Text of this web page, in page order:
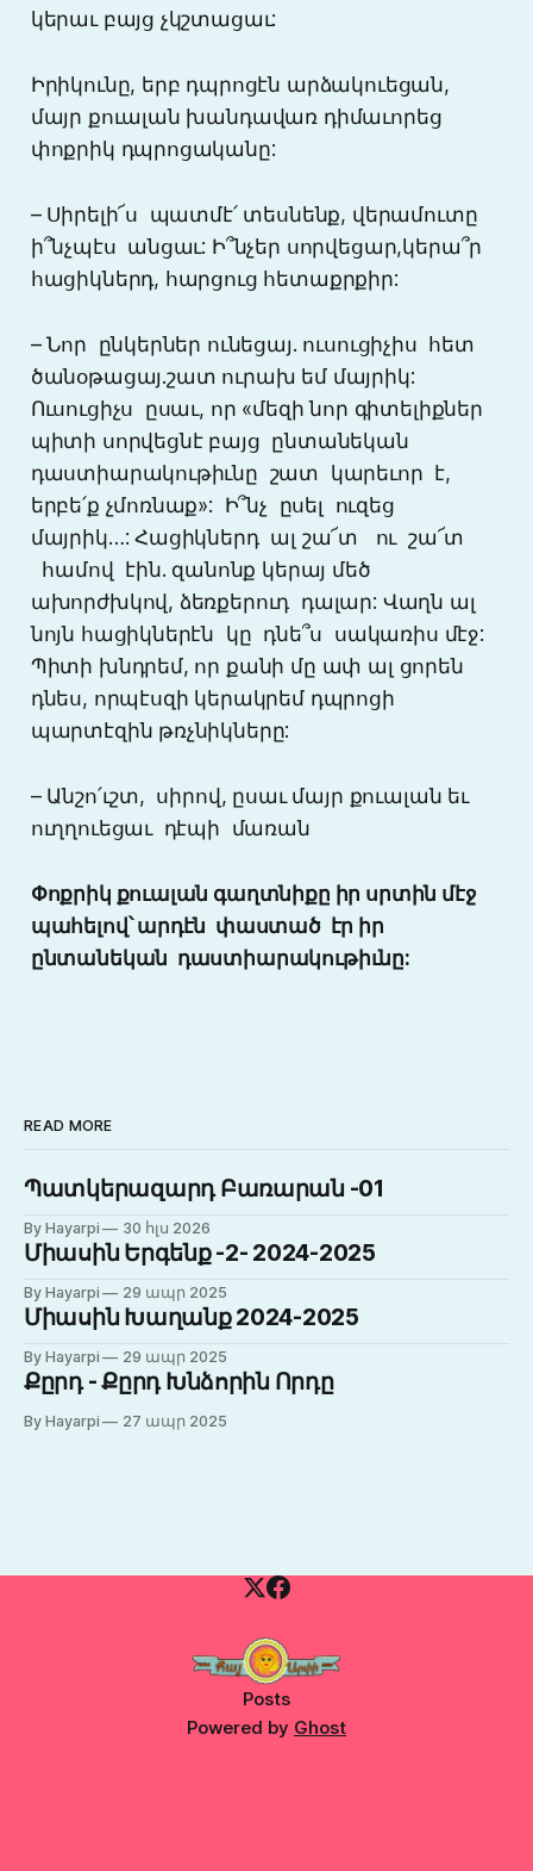
կերաւ բայց չկշտացաւ:
Իրիկունը, երբ դպրոցէն արձակուեցան,
մայր քուալան խանդավառ դիմաւորեց
փոքրիկ դպրոցականը:
– Սիրելի՜ս պատմէ՛ տեսնենք, վերամուտը
ի՞նչպէս անցաւ: Ի՞նչեր սորվեցար,կերա՞ր
հացիկներդ, հարցուց հետաքրքիր:
– Նոր ընկերներ ունեցայ. ուսուցիչիս հետ
ծանօթացայ.շատ ուրախ եմ մայրիկ:
Ուսուցիչս ըսաւ, որ «մեզի նոր գիտելիքներ
պիտի սորվեցնէ բայց ընտանեկան
դաստիարակութիւնը շատ կարեւոր է,
երբե՛ք չմոռնաք»: Ի՞նչ ըսել ուզեց
մայրիկ…: Հացիկներդ ալ շա՜տ ու շա՜տ
համով էին. զանոնք կերայ մեծ
ախորժխկով, ձեռքերուդ դալար: Վաղն ալ
նոյն հացիկներէն կը դնե՞ս սակառիս մէջ:
Պիտի խնդրեմ, որ քանի մը ափ ալ ցորեն
դնես, որպէսզի կերակրեմ դպրոցի
պարտէզին թռչնիկները:
– Անշո՛ւշտ, սիրով, ըսաւ մայր քուալան եւ
ուղղուեցաւ դէպի մառան
Փոքրիկ քուալան գաղտնիքը իր սրտին մէջ
պահելով՝ արդէն փաստած էր իր
ընտանեկան դաստիարակութիւնը:
READ MORE
Պատկերազարդ Բառարան -01
By Hayarpi 30 հլս 2026
Միասին Երգենք -2- 2024-2025
By Hayarpi 29 ապր 2025
Միասին Խաղանք 2024-2025
By Hayarpi 29 ապր 2025
Քըրդ - Քըրդ Խնձորին Որդը
By Hayarpi 27 ապր 2025
Posts
Powered by Ghost